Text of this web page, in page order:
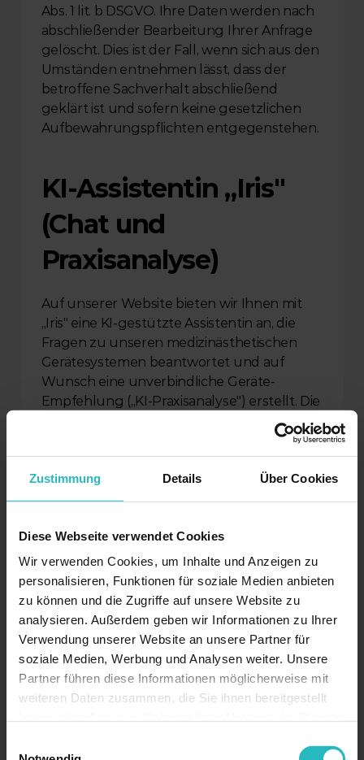
Zustimmung Details Über Cookies
Diese Webseite verwendet Cookies
Wir verwenden Cookies, um Inhalte und Anzeigen zu
personalisieren, Funktionen für soziale Medien anbieten
zu können und die Zugriffe auf unsere Website zu
analysieren. Außerdem geben wir Informationen zu Ihrer
Verwendung unserer Website an unsere Partner für
soziale Medien, Werbung und Analysen weiter. Unsere
Partner führen diese Informationen möglicherweise mit
weiteren Daten zusammen, die Sie ihnen bereitgestellt
Abs. 1 lit. b DSGVO. Ihre Daten werden nach
abschließender Bearbeitung Ihrer Anfrage
gelöscht. Dies ist der Fall, wenn sich aus den
Umständen entnehmen lässt, dass der
betroffene Sachverhalt abschließend
geklärt ist und sofern keine gesetzlichen
Aufbewahrungspflichten entgegenstehen.
KI-Assistentin „Iris"
(Chat und
Praxisanalyse)
Auf unserer Website bieten wir Ihnen mit
„Iris" eine KI-gestützte Assistentin an, die
Fragen zu unseren medizinästhetischen
Gerätesystemen beantwortet und auf
Wunsch eine unverbindliche Geräte-
Empfehlung („KI-Praxisanalyse") erstellt. Die
Nutzung ist freiwillig; das Widget wird erst
Bei Nutzung des Chats verarbeiten wir
Daten wie die IP-Adresse (zur Missbrauchs-
und Überlastungsvermeidung / Rate-
Limiting), den Zeitpunkt der Anfrage und
eine zufällige Sitzungs-ID; den
Seitenkontext, also Adresse und Titel der
Unterseite, auf der Sie den Chat nutzen
(damit Iris kontextbezogen antworten
kann); sowie optionale Bewertungen
einzelner Antworten (Daumen hoch/runter).
Im Rahmen der Praxisanalyse oder einer